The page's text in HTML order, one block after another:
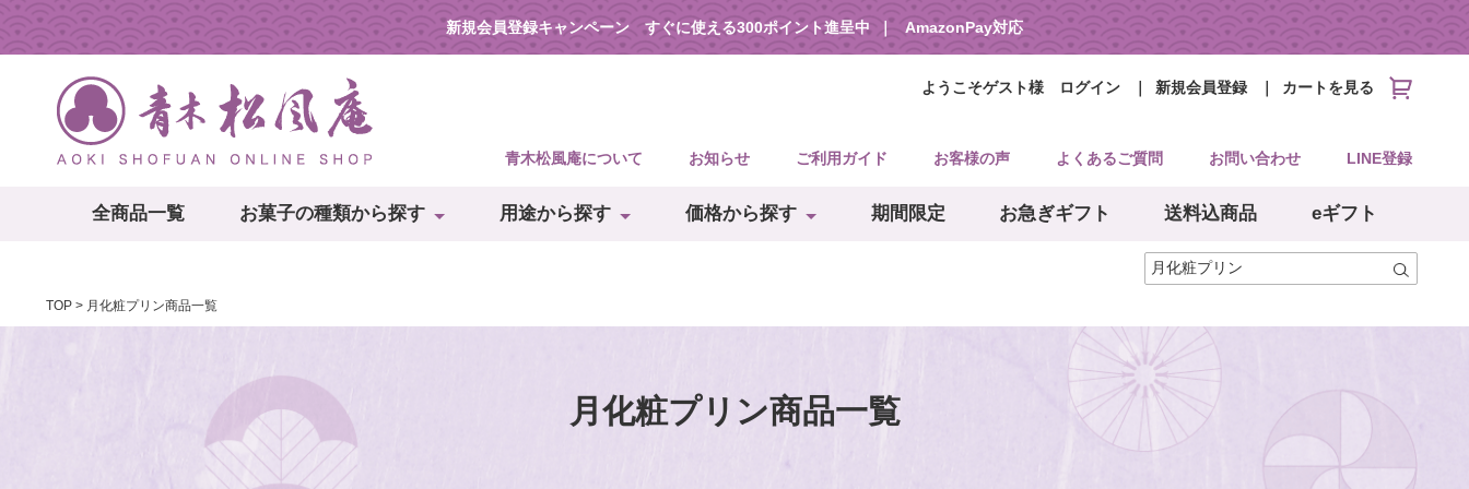
新規会員登録キャンペーン すぐに使える300ポイント進呈中 AmazonPay対応
ようこそゲスト様 ログイン 新規会員登録 カートを見る
青木松風庵について お知らせ ご利用ガイド お客様の声 よくあるご質問 お問い合わせ LINE登録
全商品一覧 お菓子の種類から探す 用途から探す 価格から探す 期間限定 お急ぎギフト 送料込商品 eギフト
TOP 月化粧プリン商品一覧
月化粧プリン商品一覧